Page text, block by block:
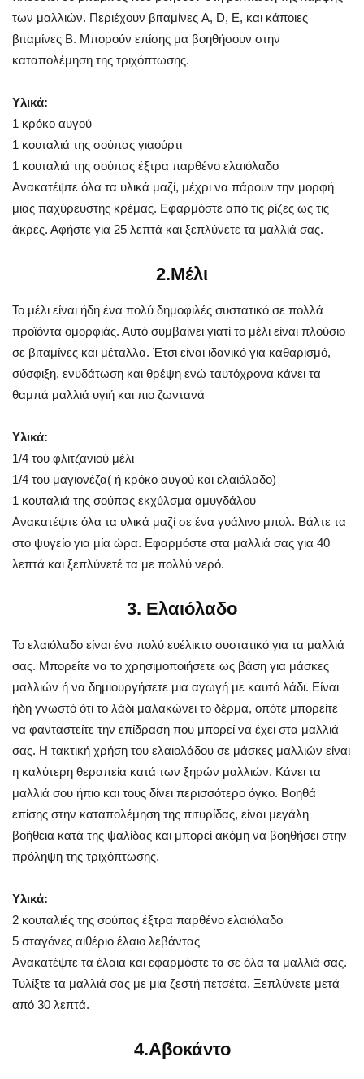
των μαλλιών. Περιέχουν βιταμίνες A, D, E, και κάποιες
βιταμίνες B. Μπορούν επίσης μα βοηθήσουν στην
καταπολέμηση της τριχόπτωσης.
Υλικά:
1 κρόκο αυγού
1 κουταλιά της σούπας γιαούρτι
1 κουταλιά της σούπας έξτρα παρθένο ελαιόλαδο
Ανακατέψτε όλα τα υλικά μαζί, μέχρι να πάρουν την μορφή
μιας παχύρευστης κρέμας. Εφαρμόστε από τις ρίζες ως τις
άκρες. Αφήστε για 25 λεπτά και ξεπλύνετε τα μαλλιά σας.
2.Μέλι
Το μέλι είναι ήδη ένα πολύ δημοφιλές συστατικό σε πολλά
προϊόντα ομορφιάς. Αυτό συμβαίνει γιατί το μέλι είναι πλούσιο
σε βιταμίνες και μέταλλα. Έτσι είναι ιδανικό για καθαρισμό,
σύσφιξη, ενυδάτωση και θρέψη ενώ ταυτόχρονα κάνει τα
θαμπά μαλλιά υγιή και πιο ζωντανά
Υλικά:
1/4 του φλιτζανιού μέλι
1/4 του μαγιονέζα( ή κρόκο αυγού και ελαιόλαδο)
1 κουταλιά της σούπας εκχύλσμα αμυγδάλου
Ανακατέψτε όλα τα υλικά μαζί σε ένα γυάλινο μπολ. Βάλτε τα
στο ψυγείο για μία ώρα. Εφαρμόστε στα μαλλιά σας για 40
λεπτά και ξεπλύνετέ τα με πολλύ νερό.
3. Ελαιόλαδο
Το ελαιόλαδο είναι ένα πολύ ευέλικτο συστατικό για τα μαλλιά
σας. Μπορείτε να το χρησιμοποιήσετε ως βάση για μάσκες
μαλλιών ή να δημιουργήσετε μια αγωγή με καυτό λάδι. Είναι
ήδη γνωστό ότι το λάδι μαλακώνει το δέρμα, οπότε μπορείτε
να φανταστείτε την επίδραση που μπορεί να έχει στα μαλλιά
σας. Η τακτική χρήση του ελαιολάδου σε μάσκες μαλλιών είναι
η καλύτερη θεραπεία κατά των ξηρών μαλλιών. Κάνει τα
μαλλιά σου ήπιο και τους δίνει περισσότερο όγκο. Βοηθά
επίσης στην καταπολέμηση της πιτυρίδας, είναι μεγάλη
βοήθεια κατά της ψαλίδας και μπορεί ακόμη να βοηθήσει στην
πρόληψη της τριχόπτωσης.
Υλικά:
2 κουταλιές της σούπας έξτρα παρθένο ελαιόλαδο
5 σταγόνες αιθέριο έλαιο λεβάντας
Ανακατέψτε τα έλαια και εφαρμόστε τα σε όλα τα μαλλιά σας.
Τυλίξτε τα μαλλιά σας με μια ζεστή πετσέτα. Ξεπλύνετε μετά
από 30 λεπτά.
4.Αβοκάντο